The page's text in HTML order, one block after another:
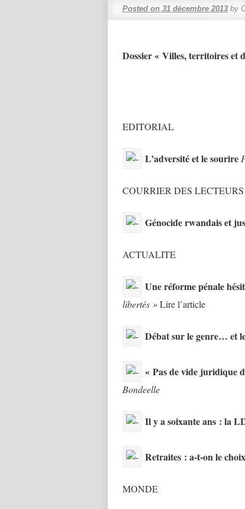
Posted on 31 décembre 2013 by
Dossier « Villes, territoires et
EDITORIAL
L’adversité et le sourire
COURRIER DES LECTEURS
Génocide rwandais et
ACTUALITE
Une réforme pénale
libertés »Lire l’article
Débat sur le genre… et
« Pas de vide juridique
Bondeelle
Il y a soixante ans : la
Retraites : a-t-on le
MONDE